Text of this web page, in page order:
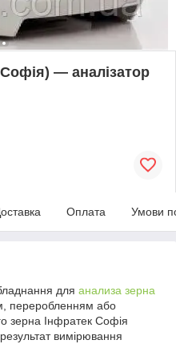
— аналізатор
Оплата Умови
для анализа зерна
переробленням або
зерна Інфратек Софія
вимірювання